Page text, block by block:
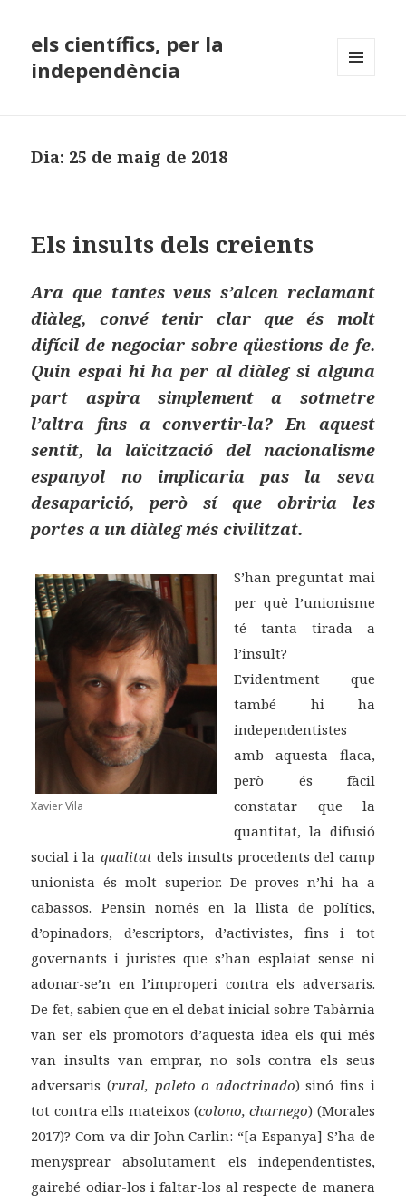
els científics, per la
independència
Dia: 25 de maig de 2018
Els insults dels creients
Ara que tantes veus s’alcen reclamant
diàleg, convé tenir clar que és molt
difícil de negociar sobre qüestions de fe.
Quin espai hi ha per al diàleg si alguna
part aspira simplement a sotmetre
l’altra fins a convertir-la? En aquest
sentit, la laïcització del nacionalisme
espanyol no implicaria pas la seva
desaparició, però sí que obriria les
portes a un diàleg més civilitzat.
Xavier Vila
S’han preguntat mai
per què l’unionisme
té tanta tirada a
l’insult?
Evidentment que
també hi ha
independentistes
amb aquesta flaca,
però és fàcil
constatar que la
quantitat, la difusió
social i la qualitatdels insults procedents del camp
unionista és molt superior. De proves n’hi ha a
cabassos. Pensin només en la llista de polítics,
d’opinadors, d’escriptors, d’activistes, fins i tot
governants i juristes que s’han esplaiat sense ni
adonar-se’n en l’improperi contra els adversaris.
De fet, sabien que en el debat inicial sobre Tabàrnia
van ser els promotors d’aquesta idea els qui més
van insults van emprar, no sols contra els seus
adversaris (rural, paleto o adoctrinado) sinó fins i
tot contra ells mateixos (colono, charnego) (Morales
2017)? Com va dir John Carlin: “[a Espanya] S’ha de
menysprear absolutament els independentistes,
gairebé odiar-los i faltar-los al respecte de manera